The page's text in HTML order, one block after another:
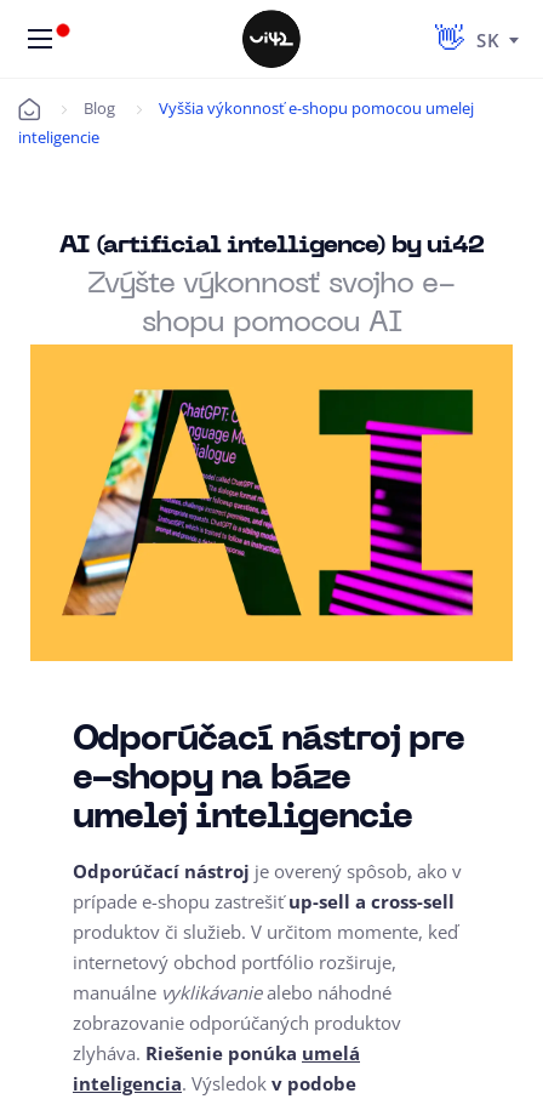
SK
Úvod Blog
Vyššia výkonnosť e-shopu pomocou umelej
inteligencie
AI (artificial intelligence) by ui42
Zvýšte výkonnosť svojho e-
shopu pomocou AI
Odporúčací nástroj pre
e-shopy na báze
umelej inteligencie
Odporúčací nástroj je overený spôsob, ako v
prípade e-shopu zastrešiťup-sell a cross-sell
produktov či služieb. V určitom momente, keď
internetový obchod portfólio rozširuje,
manuálne vyklikávaniealebo náhodné
zobrazovanie odporúčaných produktov
zlyháva. Riešenie ponúka umelá
inteligencia. Výsledok v podobe